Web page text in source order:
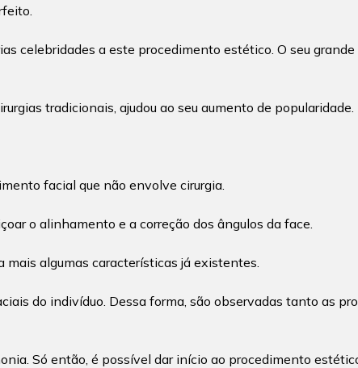
celebridades a este procedimento estético. O seu
tradicionais, ajudou ao seu aumento de popularidade.
facial que não envolve cirurgia.
o alinhamento e a correção dos ângulos da face.
mais algumas características já existentes.
do indivíduo. Dessa forma, são observadas tanto as
Só então, é possível dar início ao procedimento